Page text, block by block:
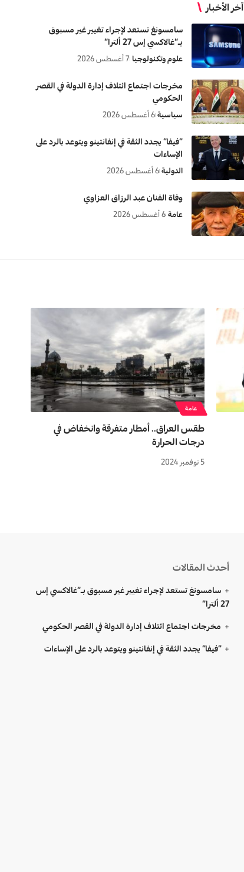
آخر الأخبار
سامسونغ تستعد لإجراء تغيير غير مسبوق
بـ”غالاكسي إس 27 ألترا”
علوم وتكنولوجيا 7 أغسطس 2026
مخرجات اجتماع ائتلاف إدارة الدولة في القصر
الحكومي
سياسية 6 أغسطس 2026
“فيفا” يجدد الثقة في إنفانتينو ويتوعد بالرد على
الإساءات
الدولية 6 أغسطس 2026
وفاة الفنان عبد الرزاق العزاوي
عامة 6 أغسطس 2026
عامة
طقس العراق.. أمطار متفرقة وانخفاض في
درجات الحرارة
5 نوفمبر 2024
أحدث المقالات
سامسونغ تستعد لإجراء تغيير غير مسبوق بـ”غالاكسي إس
27 ألترا”
مخرجات اجتماع ائتلاف إدارة الدولة في القصر الحكومي
“فيفا” يجدد الثقة في إنفانتينو ويتوعد بالرد على الإساءات